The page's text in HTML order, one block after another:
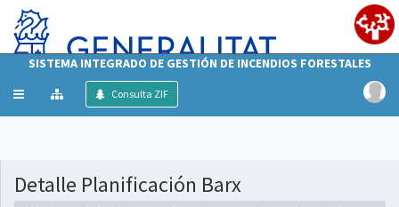
SISTEMA INTEGRADO DE GESTIÓN DE INCENDIOS FORESTALES
Mostrar/ocultar
Consulta ZIF
Detalle Planificación Barx